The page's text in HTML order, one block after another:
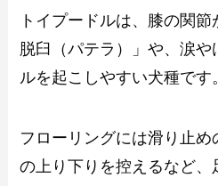
トイプードルは、膝の関
脱臼（パテラ）」や、涙
ルを起こしやすい犬種です
フローリングには滑り止
の上り下りを控えるなど